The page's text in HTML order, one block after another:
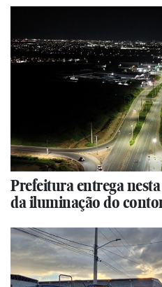
Prefeitura entrega
da iluminação do